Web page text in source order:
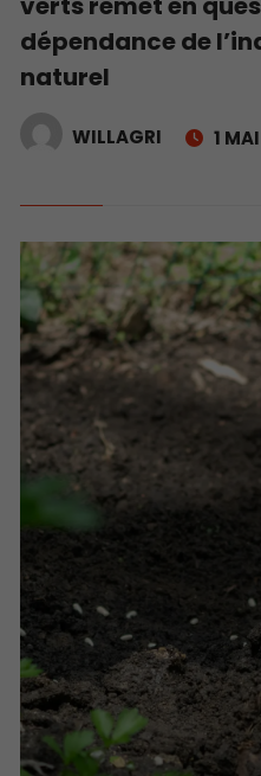
dépendance de
naturel
WILLAGRI 1